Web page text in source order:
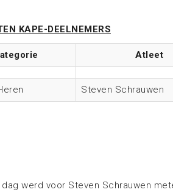
KAPE-DEELNEMERS
Atleet
Steven Schrauwen
werd voor Steven Schrauwen